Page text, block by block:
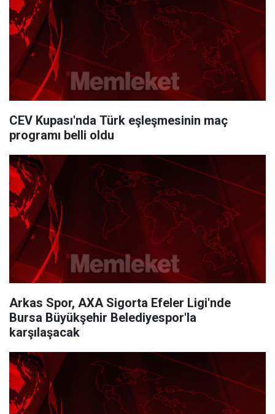
CEV Kupası'nda Türk eşleşmesinin maç
programı belli oldu
Arkas Spor, AXA Sigorta Efeler Ligi'nde
Bursa Büyükşehir Belediyespor'la
karşılaşacak